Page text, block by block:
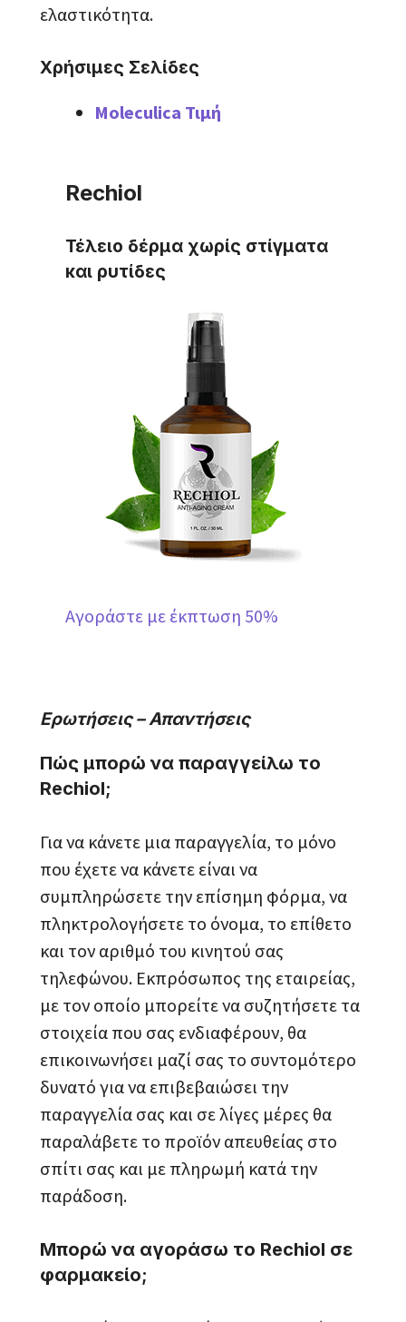
ελαστικότητα.
Χρήσιμες Σελίδες
Moleculica Τιμή
Rechiol
Τέλειο δέρμα χωρίς στίγματα
και ρυτίδες
Αγοράστε με έκπτωση 50%
Ερωτήσεις – Απαντήσεις
Πώς μπορώ να παραγγείλω το
Rechiol;
Για να κάνετε μια παραγγελία, το μόνο
που έχετε να κάνετε είναι να
συμπληρώσετε την επίσημη φόρμα, να
πληκτρολογήσετε το όνομα, το επίθετο
και τον αριθμό του κινητού σας
τηλεφώνου. Εκπρόσωπος της εταιρείας,
με τον οποίο μπορείτε να συζητήσετε τα
στοιχεία που σας ενδιαφέρουν, θα
επικοινωνήσει μαζί σας το συντομότερο
δυνατό για να επιβεβαιώσει την
παραγγελία σας και σε λίγες μέρες θα
παραλάβετε το προϊόν απευθείας στο
σπίτι σας και με πληρωμή κατά την
παράδοση.
Μπορώ να αγοράσω το Rechiol σε
φαρμακείο;